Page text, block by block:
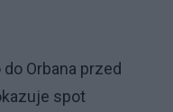
Orbana przed
spot